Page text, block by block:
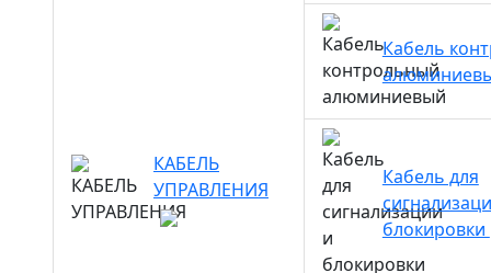
КАБЕЛЬ
УПРАВЛЕНИЯ
Кабель
Кабель для
блокировки